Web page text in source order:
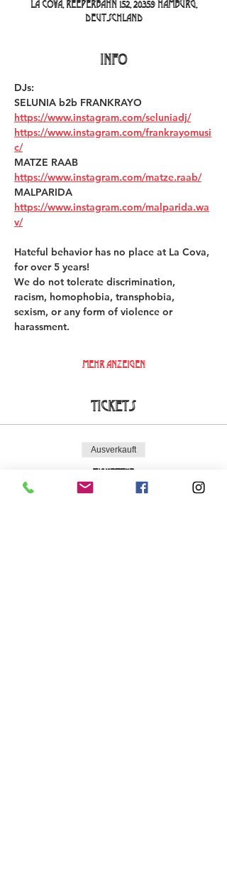
La Cova, Reeperbahn 152, 20359 Hamburg,
Deutschland
INFO
DJs:
SELUNIA b2b FRANKRAYO
https://www.instagram.com/seluniadj/
https://www.instagram.com/frankrayomusi
c/
MATZE RAAB
https://www.instagram.com/matze.raab/
MALPARIDA
https://www.instagram.com/malparida.wa
v/
Hateful behavior has no place at La Cova,
for over 5 years!
We do not tolerate discrimination,
racism, homophobia, transphobia,
sexism, or any form of violence or
harassment.
Mehr anzeigen
Tickets
Ausverkauft
Tickettyp
Early Bird La Cova Loca